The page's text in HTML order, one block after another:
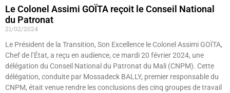
Le Colonel Assimi GOÏTA reçoit le Conseil National
du Patronat
21/02/2024
Le Président de la Transition, Son Excellence le Colonel Assimi GOÏTA,
Chef de l’État, a reçu en audience, ce mardi 20 février 2024, une
délégation du Conseil National du Patronat du Mali (CNPM). Cette
délégation, conduite par Mossadeck BALLY, premier responsable du
CNPM, était venue rendre les conclusions des cinq groupes de travail